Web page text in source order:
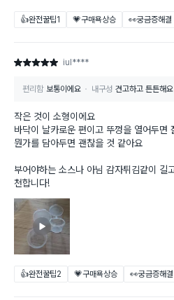
👍완전꿀팁1 💗구매욕상승 👀궁금증해결
별점 5점 iul****
편리함 보통이에요 내구성 견고하고 튼튼해요
작은 것이 소형이에요
바닥이 날카로운 편이고 뚜껑을 열어두면
뭔가를 담아두면 괜찮을 것 같아요
부어야하는 소스나 아님 감자튀김같이 길
천합니다!
👍완전꿀팁2 💗구매욕상승 👀궁금증해결